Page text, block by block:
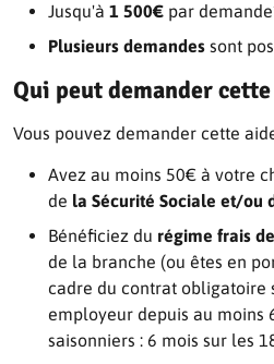
Jusqu'à 1 500€ par
Plusieurs demandes sont
Qui peut demander cette
Vous pouvez demander cette
Avez au moins 50€ à votre
de la Sécurité Sociale et/ou
Bénéficiez du régime frais
de la branche (ou êtes en
cadre du contrat obligatoire
employeur depuis au moins
saisonniers : 6 mois sur les